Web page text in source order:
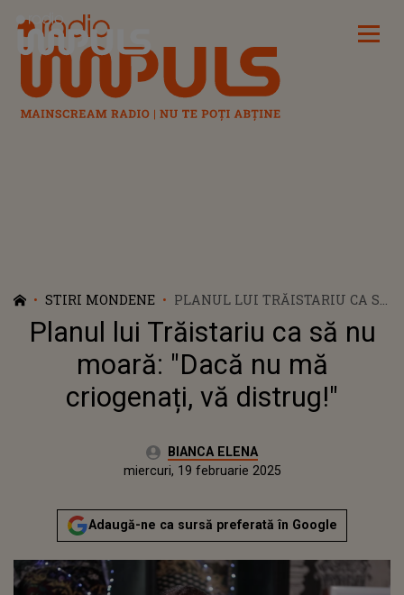
Radio Impuls
STIRI MONDENE
PLANUL LUI TRĂISTARIU CA SĂ
NU MOARĂ: "DACĂ NU MĂ
CRIOGENAȚI, VĂ DISTRUG!"
Planul lui Trăistariu ca să nu
moară: "Dacă nu mă
criogenați, vă distrug!"
Autor:BIANCA ELENA
Publicat:
miercuri, 19 februarie 2025
Adaugă-ne ca sursă preferată în Google